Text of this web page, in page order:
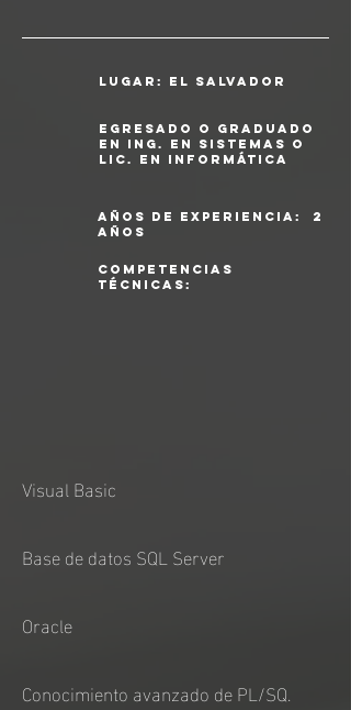
Lugar: el salvador
Egresado o graduado
en Ing. en Sistemas o
lic. en informática
años de experiencia: 2
años
competencias
técnicas:
Visual Basic
Base de datos SQL Server
Oracle
Conocimiento avanzado de PL/SQ.